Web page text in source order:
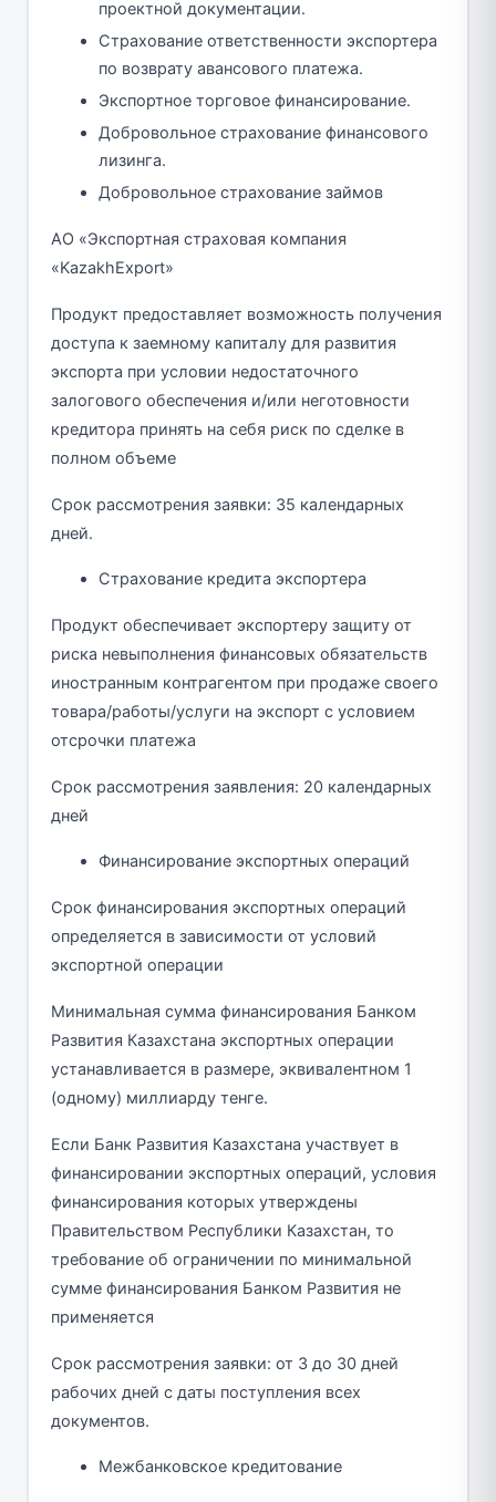
проектной документации.
Страхование ответственности экспортера
по возврату авансового платежа.
Экспортное торговое финансирование.
Добровольное страхование финансового
лизинга.
Добровольное страхование займов
АО «Экспортная страховая компания
«KazakhExport»
Продукт предоставляет возможность получения
доступа к заемному капиталу для развития
экспорта при условии недостаточного
залогового обеспечения и/или неготовности
кредитора принять на себя риск по сделке в
полном объеме
Срок рассмотрения заявки: 35 календарных
дней.
Страхование кредита экспортера
Продукт обеспечивает экспортеру защиту от
риска невыполнения финансовых обязательств
иностранным контрагентом при продаже своего
товара/работы/услуги на экспорт с условием
отсрочки платежа
Срок рассмотрения заявления: 20 календарных
дней
Финансирование экспортных операций
Срок финансирования экспортных операций
определяется в зависимости от условий
экспортной операции
Минимальная сумма финансирования Банком
Развития Казахстана экспортных операции
устанавливается в размере, эквивалентном 1
(одному) миллиарду тенге.
Если Банк Развития Казахстана участвует в
финансировании экспортных операций, условия
финансирования которых утверждены
Правительством Республики Казахстан, то
требование об ограничении по минимальной
сумме финансирования Банком Развития не
применяется
Срок рассмотрения заявки: от 3 до 30 дней
рабочих дней с даты поступления всех
документов.
Межбанковское кредитование